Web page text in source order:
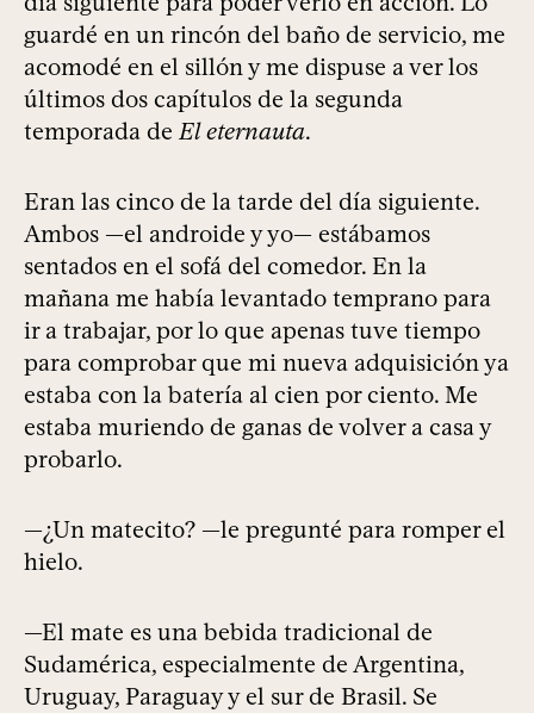
guardé en un rincón del baño de servicio, me
acomodé en el sillón y me dispuse a ver los
últimos dos capítulos de la segunda
temporada de El eternauta.
Eran las cinco de la tarde del día siguiente.
Ambos —el androide y yo— estábamos
sentados en el sofá del comedor. En la
mañana me había levantado temprano para
ir a trabajar, por lo que apenas tuve tiempo
para comprobar que mi nueva adquisición ya
estaba con la batería al cien por ciento. Me
estaba muriendo de ganas de volver a casa y
probarlo.
—¿Un matecito? —le pregunté para romper el
hielo.
—El mate es una bebida tradicional de
Sudamérica, especialmente de Argentina,
Uruguay, Paraguay y el sur de Brasil. Se